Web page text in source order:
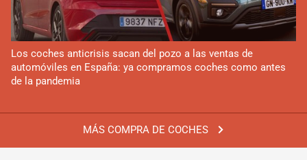
MÁS COMPRA DE COCHES
Los coches anticrisis sacan del pozo a las ventas de
automóviles en España: ya compramos coches como antes
de la pandemia